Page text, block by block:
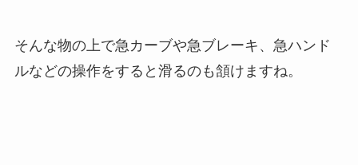
そんな物の上で急カーブや急ブレーキ、急ハンド
ルなどの操作をすると滑るのも頷けますね。